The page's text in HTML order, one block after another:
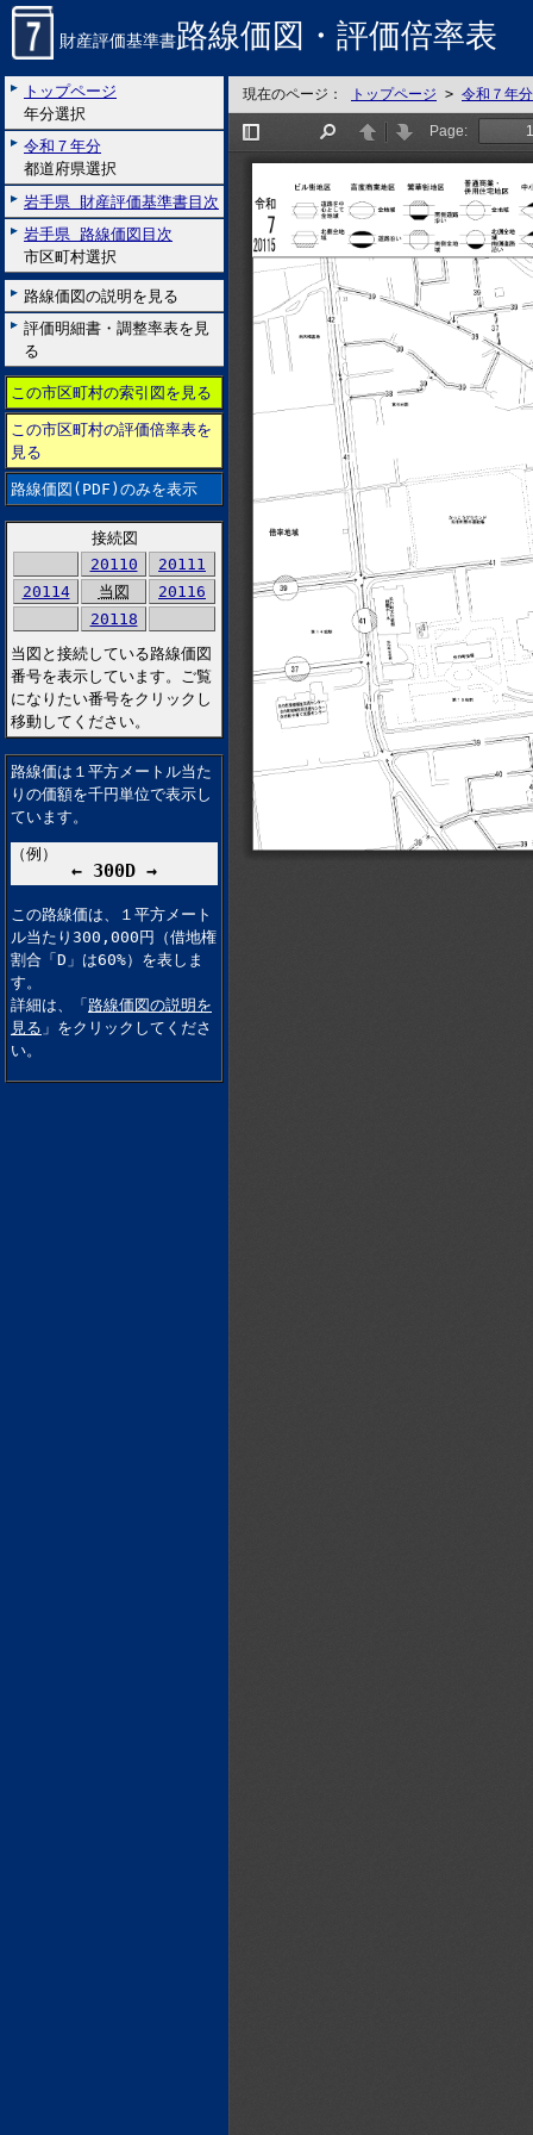
財産評価基準書路線価図・評価倍率表
トップページ
年分選択
令和７年分
都道府県選択
岩手県 財産評価基準書目次
岩手県 路線価図目次
市区町村選択
路線価図の説明を見る
評価明細書・調整率表を見
る
この市区町村の索引図を見る
この市区町村の評価倍率表を
見る
路線価図(PDF)のみを表示
接続図
20110
20111
20114
当図
20116
20118
当図と接続している路線価図
番号を表示しています。ご覧
になりたい番号をクリックし
移動してください。
路線価は１平方メートル当た
りの価額を千円単位で表示し
ています。
（例）
← 300D →
この路線価は、１平方メート
ル当たり300,000円（借地権
割合「D」は60%）を表しま
す。
詳細は、「 路線価図の説明を
見る 」をクリックしてくださ
い。
現在のページ： トップページ > 令和７年分